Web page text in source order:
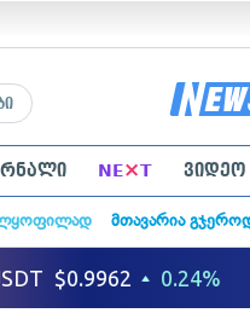
NE×T ვიდეო
მთავარია